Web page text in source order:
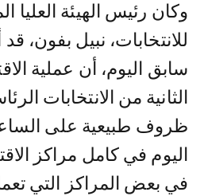
وكان رئيس الهيئة العليا
للانتخابات، نبيل بفون،
سابق اليوم، أن عملية
الثانية من الانتخابات
ظروف طبيعية على
اليوم في كامل مراكز
في بعض المراكز التي